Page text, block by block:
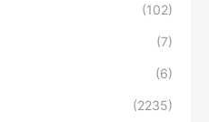
(102)
(7)
(6)
(2235)